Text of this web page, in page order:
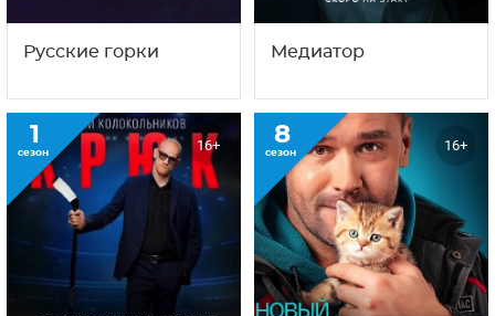
Русские горки Медиатор
1
сезон 16+ 8
сезон 16+